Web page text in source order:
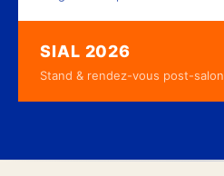
SIAL 2026
Stand & rendez-vous post-salon